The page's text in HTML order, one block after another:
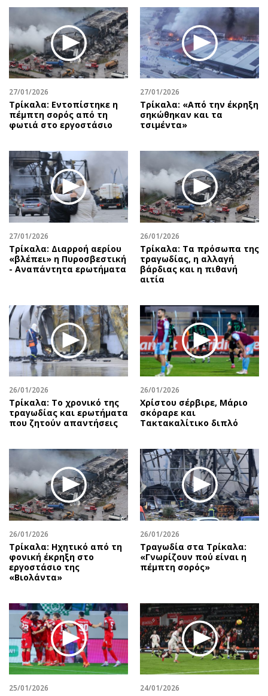
27/01/2026
Τρίκαλα: Εντοπίστηκε η
πέμπτη σορός από τη
φωτιά στο εργοστάσιο
27/01/2026
Τρίκαλα: «Από την έκρηξη
σηκώθηκαν και τα
τσιμέντα»
27/01/2026
Τρίκαλα: Διαρροή αερίου
«βλέπει» η Πυροσβεστική
- Αναπάντητα ερωτήματα
26/01/2026
Τρίκαλα: Τα πρόσωπα της
τραγωδίας, η αλλαγή
βάρδιας και η πιθανή
αιτία
26/01/2026
Τρίκαλα: Το χρονικό της
τραγωδίας και ερωτήματα
που ζητούν απαντήσεις
26/01/2026
Χρίστου σέρβιρε, Μάριο
σκόραρε και
Τακτακαλίτικο διπλό
26/01/2026
Τρίκαλα: Ηχητικό από τη
φονική έκρηξη στο
εργοστάσιο της
«Βιολάντα»
26/01/2026
Τραγωδία στα Τρίκαλα:
«Γνωρίζουν πού είναι η
πέμπτη σορός»
25/01/2026 24/01/2026